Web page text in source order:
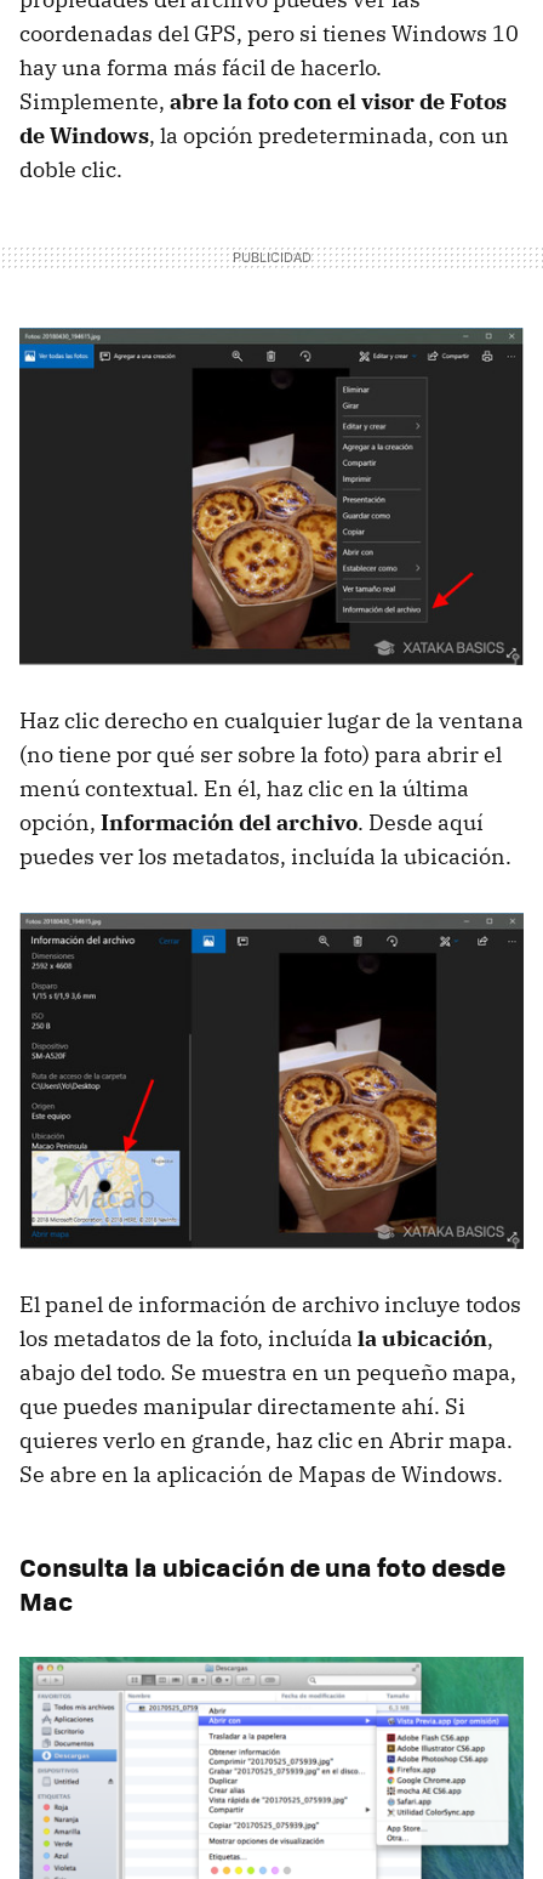
coordenadas del GPS, pero si tienes Windows 10
hay una forma más fácil de hacerlo.
Simplemente, abre la foto con el visor de Fotos
de Windows, la opción predeterminada, con un
doble clic.
Haz clic derecho en cualquier lugar de la ventana
(no tiene por qué ser sobre la foto) para abrir el
menú contextual. En él, haz clic en la última
opción, Información del archivo. Desde aquí
puedes ver los metadatos, incluída la ubicación.
El panel de información de archivo incluye todos
los metadatos de la foto, incluída la ubicación,
abajo del todo. Se muestra en un pequeño mapa,
que puedes manipular directamente ahí. Si
quieres verlo en grande, haz clic en Abrir mapa.
Se abre en la aplicación de Mapas de Windows.
Consulta la ubicación de una foto desde
Mac